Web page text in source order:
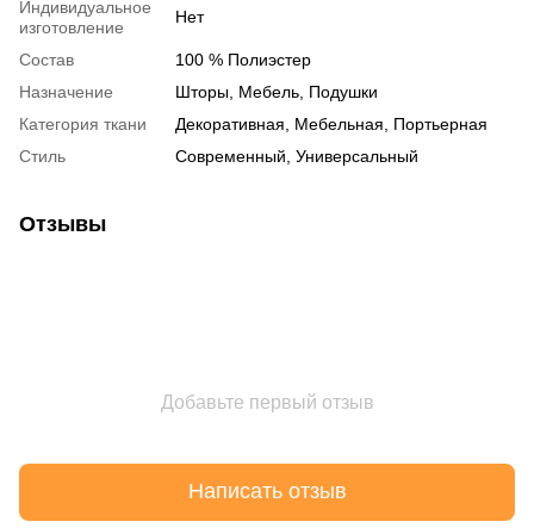
Индивидуальное
изготовление
Нет
Состав
100 % Полиэстер
Назначение
Шторы, Мебель, Подушки
Категория ткани
Декоративная, Мебельная, Портьерная
Стиль
Современный, Универсальный
Отзывы
Добавьте первый отзыв
Написать отзыв